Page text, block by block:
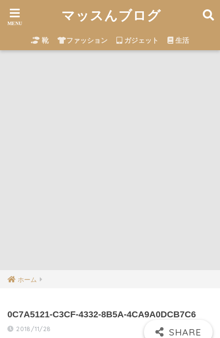
マッスんブログ
靴 ファッション ガジェット 生活
ホーム
0C7A5121-C3CF-4332-8B5A-4CA9A0DCB7C6
2018/11/28